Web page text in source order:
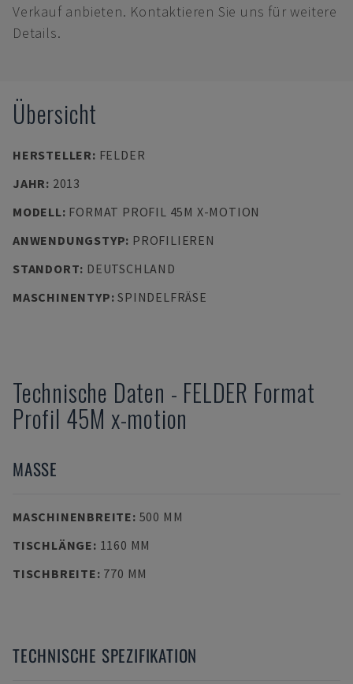
Verkauf anbieten. Kontaktieren Sie uns für weitere
Details.
Übersicht
HERSTELLER: FELDER
JAHR: 2013
MODELL: FORMAT PROFIL 45M X-MOTION
ANWENDUNGSTYP: PROFILIEREN
STANDORT: DEUTSCHLAND
MASCHINENTYP:SPINDELFRÄSE
Technische Daten - FELDER Format
Profil 45M x-motion
MASSE
MASCHINENBREITE: 500 MM
TISCHLÄNGE: 1160 MM
TISCHBREITE: 770 MM
TECHNISCHE SPEZIFIKATION